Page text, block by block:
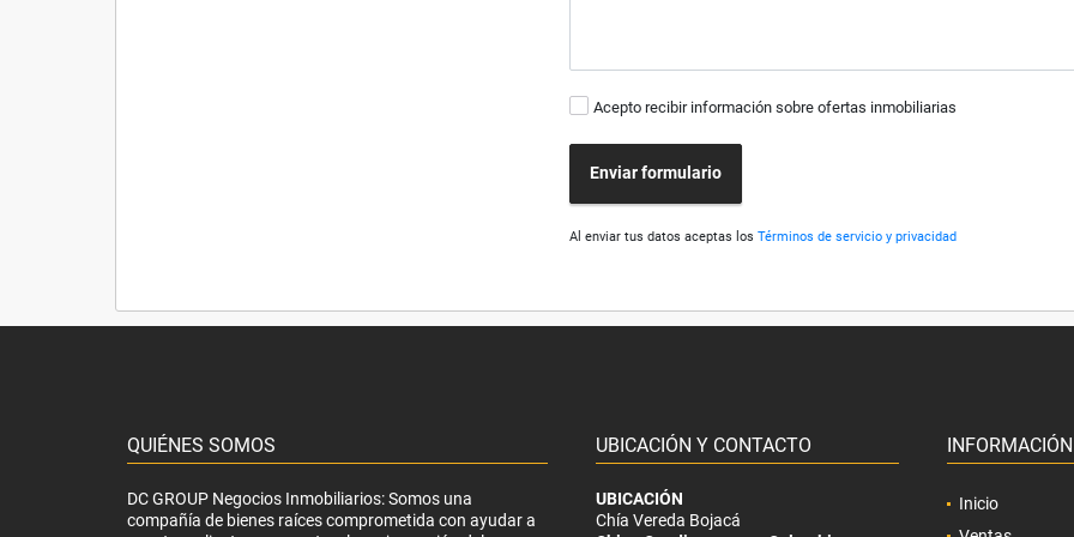
Acepto recibir información sobre ofertas inmobiliarias
Enviar formulario
Al enviar tus datos aceptas losTérminos de servicio y privacidad
QUIÉNES SOMOS
DC GROUP Negocios Inmobiliarios: Somos una
compañía de bienes raíces comprometida con ayudar a
UBICACIÓN Y CONTACTO
UBICACIÓN
Chía Vereda Bojacá
INFORMACIÓN
Inicio